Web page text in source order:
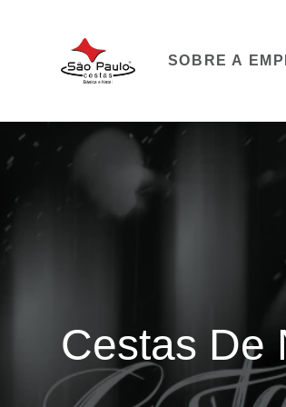
SOBRE A
Cestas De